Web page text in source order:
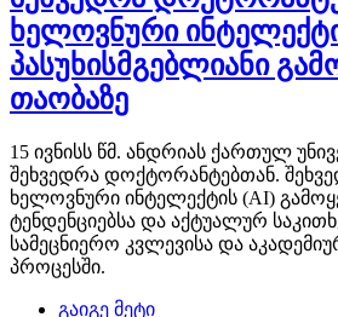
ხელოვნური
პასუხისმგებლიანი
თაობაზე
15 ივნისს წმ. ანდრიას ქართულ
შეხვედრა დოქტორანტებთან.
ხელოვნური ინტელექტის (AI)
ტენდენციებსა და აქტუალურ
სამეცნიერო კვლევისა და
პროცესში.
გაიგე მეტი